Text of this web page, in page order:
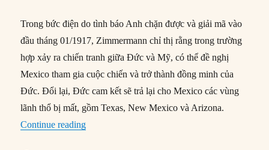
Trong bức điện do tình báo Anh chặn được và giải mã vào
đầu tháng 01/1917, Zimmermann chỉ thị rằng trong trường
hợp xảy ra chiến tranh giữa Đức và Mỹ, có thể đề nghị
Mexico tham gia cuộc chiến và trở thành đồng minh của
Đức. Đổi lại, Đức cam kết sẽ trả lại cho Mexico các vùng
lãnh thổ bị mất, gồm Texas, New Mexico và Arizona.
Continue reading“24/02/1917: Bức điện Zimmermann được